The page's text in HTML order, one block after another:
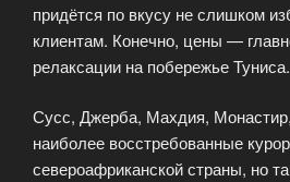
придётся по вкусу не слишком
клиентам. Конечно, цены —
релаксации на побережье Туниса.
Сусс, Джерба, Махдия,
наиболее восстребованные
североафриканской страны, но